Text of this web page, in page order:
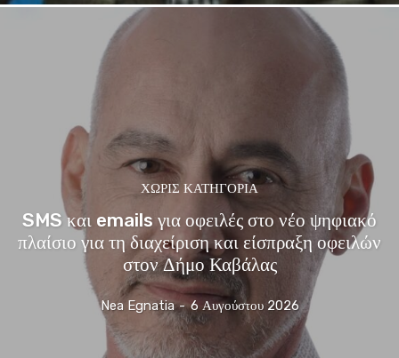
ΧΩΡΊΣ ΚΑΤΗΓΟΡΊΑ
SMS και emails για οφειλές στο νέο ψηφιακό
πλαίσιο για τη διαχείριση και είσπραξη οφειλών
στον Δήμο Καβάλας
Nea Egnatia - 6 Αυγούστου 2026